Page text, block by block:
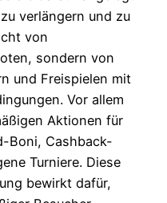
verlängern und zu
von
sondern von
und Freispielen mit
Vor allem
Aktionen für
Boni, Cashback-
Turniere. Diese
bewirkt dafür,